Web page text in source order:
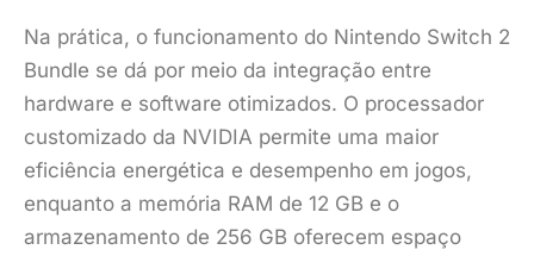
Na prática, o funcionamento do Nintendo Switch 2
Bundle se dá por meio da integração entre
hardware e software otimizados. O processador
customizado da NVIDIA permite uma maior
eficiência energética e desempenho em jogos,
enquanto a memória RAM de 12 GB e o
armazenamento de 256 GB oferecem espaço